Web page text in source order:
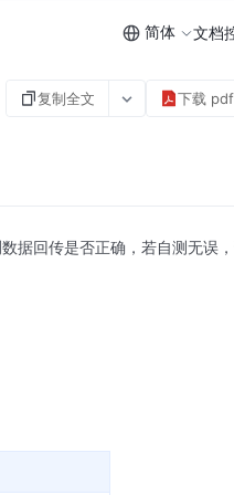
简体 文档
复制全文 下载 pdf
据回传是否正确，若自测无误